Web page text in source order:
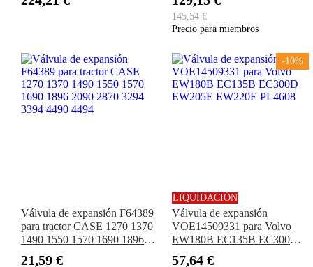
145,54 €
Precio para miembros
Válvula de expansión F64389
para tractor CASE 1270 1370
1490 1550 1570 1690 1896
21,59 €
-10%
LIQUIDACIÓN
Válvula de expansión
VOE14509331 para Volvo
EW180B EC135B EC300D
57,64 €